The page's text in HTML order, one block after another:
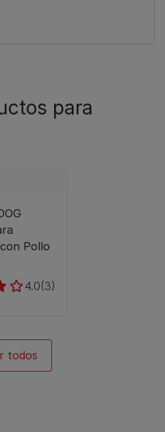
para
Pollo
4.0(3)
todos